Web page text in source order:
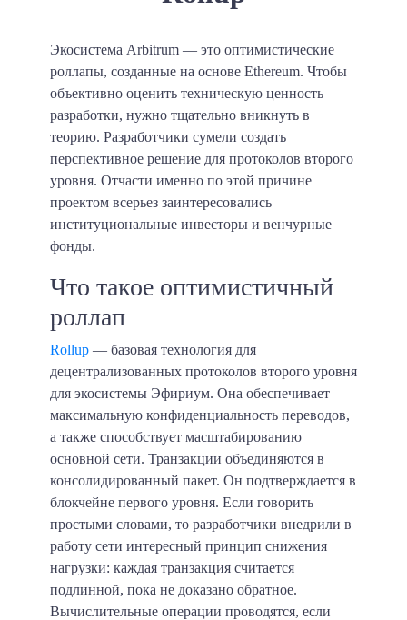
Экосистема Arbitrum — это оптимистические
роллапы, созданные на основе Ethereum. Чтобы
объективно оценить техническую ценность
разработки, нужно тщательно вникнуть в
теорию. Разработчики сумели создать
перспективное решение для протоколов второго
уровня. Отчасти именно по этой причине
проектом всерьез заинтересовались
институциональные инвесторы и венчурные
фонды.
Что такое оптимистичный
роллап
Rollup — базовая технология для
децентрализованных протоколов второго уровня
для экосистемы Эфириум. Она обеспечивает
максимальную конфиденциальность переводов,
а также способствует масштабированию
основной сети. Транзакции объединяются в
консолидированный пакет. Он подтверждается в
блокчейне первого уровня. Если говорить
простыми словами, то разработчики внедрили в
работу сети интересный принцип снижения
нагрузки: каждая транзакция считается
подлинной, пока не доказано обратное.
Вычислительные операции проводятся, если